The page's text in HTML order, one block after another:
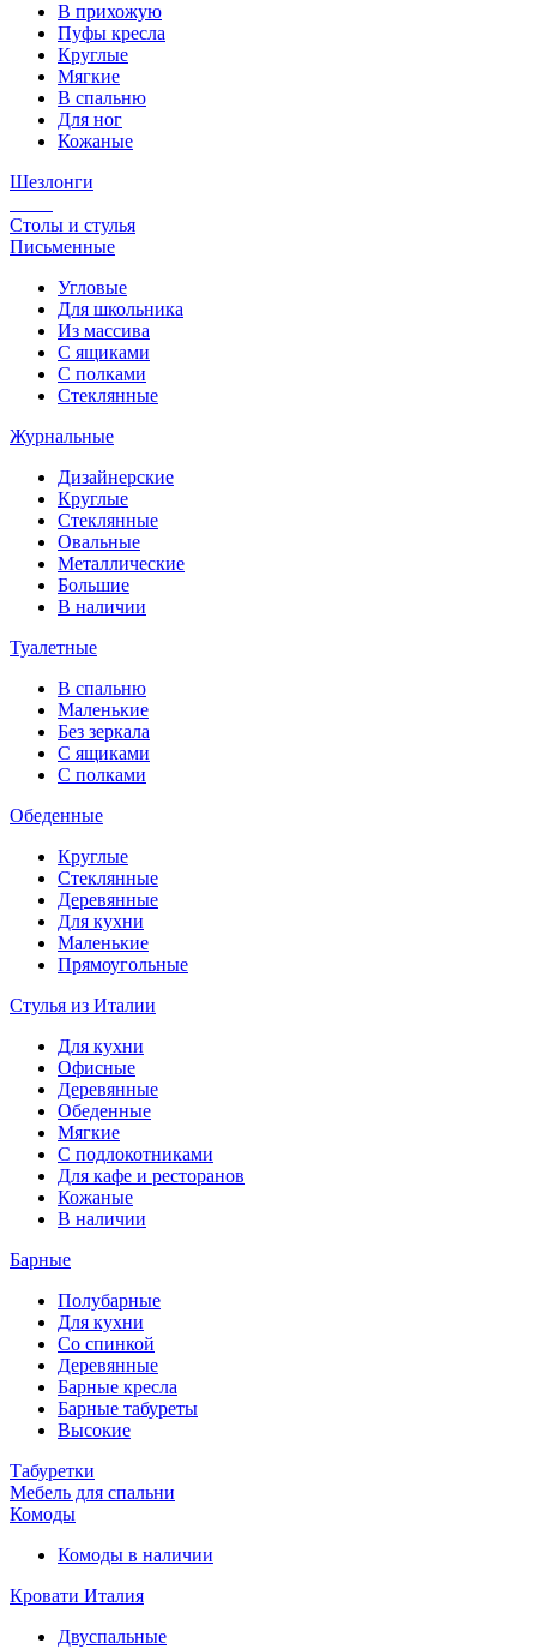
В прихожую
Пуфы кресла
Круглые
Мягкие
В спальню
Для ног
Кожаные
Шезлонги
Столы и стулья
Письменные
Угловые
Для школьника
Из массива
С ящиками
С полками
Стеклянные
Журнальные
Дизайнерские
Круглые
Стеклянные
Овальные
Металлические
Большие
В наличии
Туалетные
В спальню
Маленькие
Без зеркала
С ящиками
С полками
Обеденные
Круглые
Стеклянные
Деревянные
Для кухни
Маленькие
Прямоугольные
Стулья из Италии
Для кухни
Офисные
Деревянные
Обеденные
Мягкие
С подлокотниками
Для кафе и ресторанов
Кожаные
В наличии
Барные
Полубарные
Для кухни
Со спинкой
Деревянные
Барные кресла
Барные табуреты
Высокие
Табуретки
Мебель для спальни
Комоды
Комоды в наличии
Кровати Италия
Двуспальные